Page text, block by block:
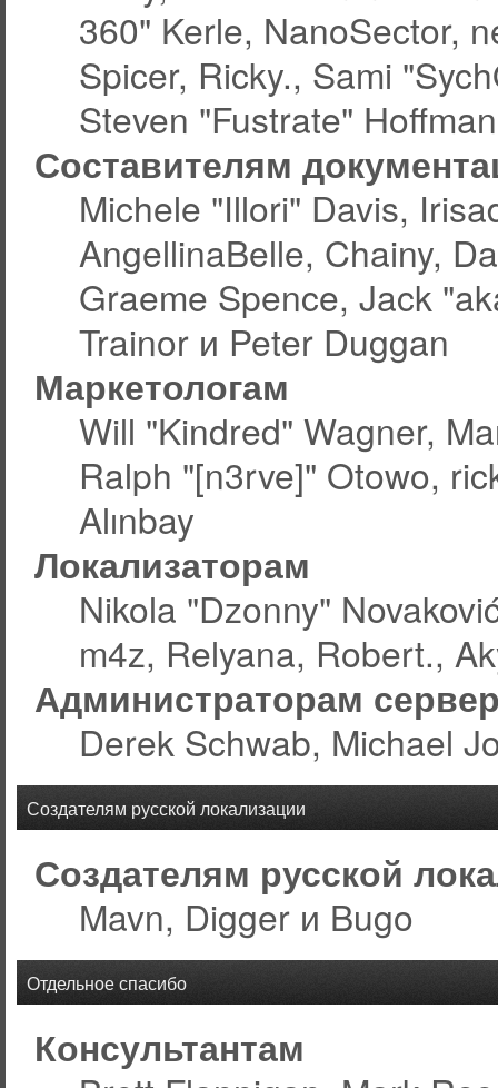
360" Kerle, NanoSector,
Spicer, Ricky., Sami
Steven "Fustrate"
Составителям
Michele "Illori" Davis,
AngellinaBelle, Chainy,
Graeme Spence, Jack
Trainor и Peter Duggan
Маркетологам
Will "Kindred" Wagner,
Ralph "[n3rve]" Otowo,
Alınbay
Локализаторам
Nikola "Dzonny"
m4z, Relyana, Robert.,
Администраторам
Derek Schwab, Michael
Создателям русской локализации
Создателям русской
Mavn, Digger и Bugo
Отдельное спасибо
Консультантам